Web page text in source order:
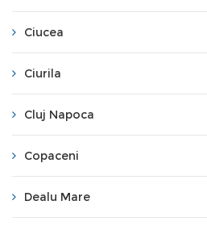
Ciucea
Ciurila
Cluj Napoca
Copaceni
Dealu Mare